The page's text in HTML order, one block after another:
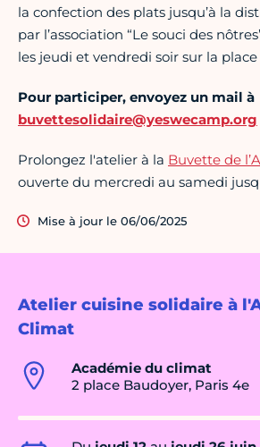
Atelier cuisine solidaire à
Climat
Académie du climat
2 place Baudoyer, Paris 4e
la confection des plats jusqu’à la
par l’association “Le souci des
les jeudi et vendredi soir sur la
Pour participer, envoyez un mail à
buvettesolidaire@yeswecamp.org
Prolongez l'atelier à la Buvette de
ouverte du mercredi au samedi
Mise à jour le 06/06/2025